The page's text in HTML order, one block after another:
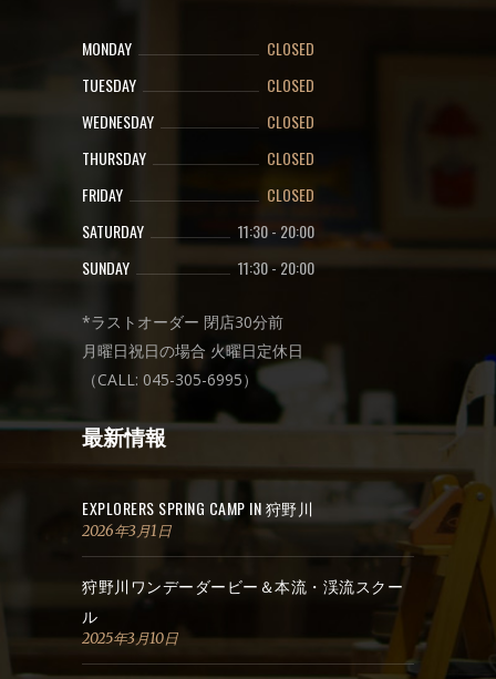
MONDAY
CLOSED
TUESDAY
CLOSED
WEDNESDAY
CLOSED
THURSDAY
CLOSED
FRIDAY
CLOSED
SATURDAY
11:30- 20:00
SUNDAY
11:30-20:00
*ラストオーダー 閉店30分前
月曜日祝日の場合 火曜日定休日
（CALL: 045-305-6995）
最新情報
EXPLORERS SPRING CAMP IN 狩野川
2026年3月1日
狩野川ワンデーダービー＆本流・渓流スクー
ル
2025年3月10日